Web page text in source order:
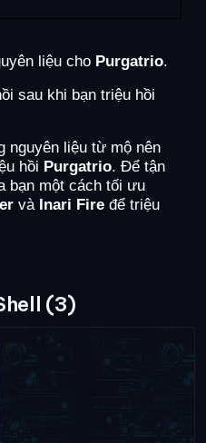
liệu cho Purgatrio.
sau khi bạn triệu hồi
nguyên liệu từ mộ nên
hồi Purgatrio. Để tận
bạn một cách tối ưu
và Inari Fire để triệu
(3)